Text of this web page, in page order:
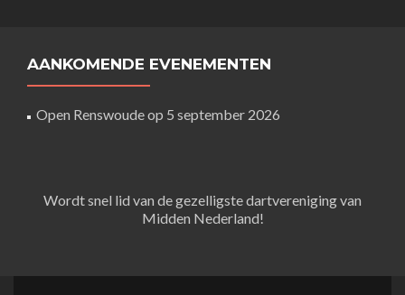
AANKOMENDE EVENEMENTEN
Open Renswoudeop 5 september 2026
Wordt snel lid van de gezelligste dartvereniging van
Midden Nederland!